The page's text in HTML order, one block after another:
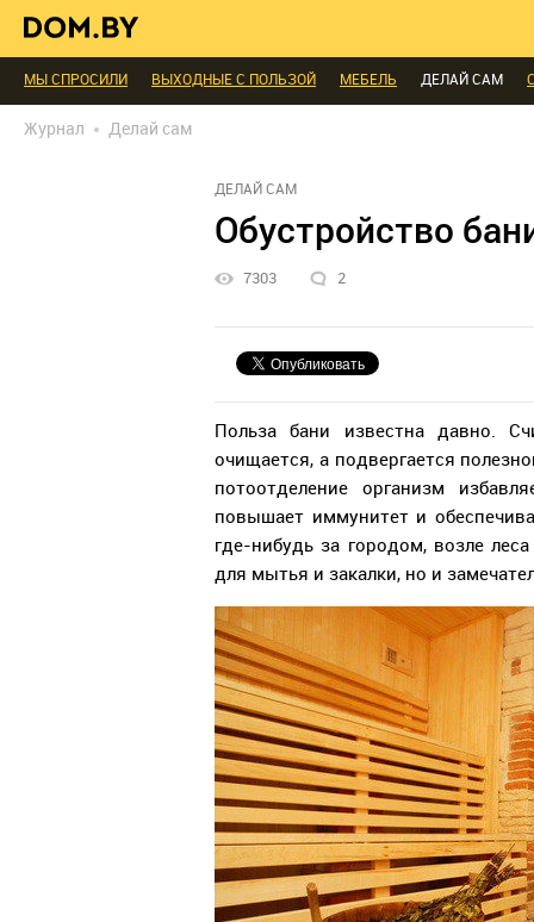
В ГОСТЯХ ДИАЛОГ
МЫ СПРОСИЛИ
ВЫХОДНЫЕ С ПОЛЬЗОЙ МЕБЕЛЬ ДЕЛАЙ САМ
РЕДАКЦИЯ
Журнал Делай сам
ДЕЛАЙ САМ
Обустройство
7303 2
Польза бани известна давно.
очищается, а подвергается
потоотделение организм
повышает иммунитет и
где-нибудь за городом, возле
для мытья и закалки, но и